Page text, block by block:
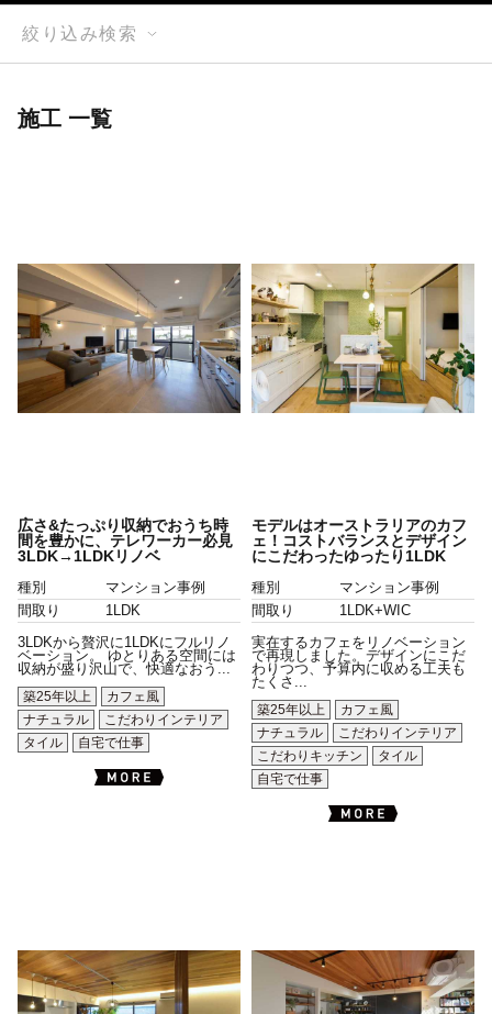
絞り込み検索
施工 一覧
広さ&たっぷり収納でおうち時
間を豊かに、テレワーカー必見
3LDK→1LDKリノベ
種別
マンション事例
間取り
1LDK
3LDKから贅沢に1LDKにフルリノ
ベーション。 ゆとりある空間には
収納が盛り沢山で、快適なおう...
築25年以上
カフェ風
ナチュラル
こだわりインテリア
タイル
自宅で仕事
モデルはオーストラリアのカフ
ェ！コストバランスとデザイン
にこだわったゆったり1LDK
種別
マンション事例
間取り
1LDK+WIC
実在するカフェをリノベーション
で再現しました。デザインにこだ
わりつつ、予算内に収める工夫も
たくさ...
築25年以上
カフェ風
ナチュラル
こだわりインテリア
こだわりキッチン
タイル
自宅で仕事